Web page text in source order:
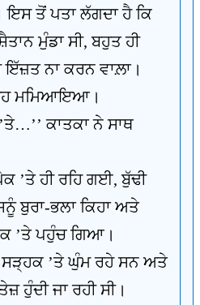
ਤੋਂ ਪਤਾ ਲੱਗਦਾ ਹੈ ਕਿ
ਮੁੰਡਾ ਸੀ, ਬਹੁਤ ਹੀ
ਨਾ ਕਰਨ ਵਾਲ਼ਾ।
ਉਹ ਮਮਿਆਇਆ।
ਕਾਤਕਾ ਨੇ ਸਾਥ
’ਤੇ ਹੀ ਰਹਿ ਗਈ, ਬੁੱਢੀ
ਬੁਰਾ-ਭਲਾ ਕਿਹਾ ਅਤੇ
’ਤੇ ਪਹੁੰਚ ਗਿਆ।
’ਤੇ ਘੁੰਮ ਰਹੇ ਸਨ ਅਤੇ
ਹੁੰਦੀ ਜਾ ਰਹੀ ਸੀ।